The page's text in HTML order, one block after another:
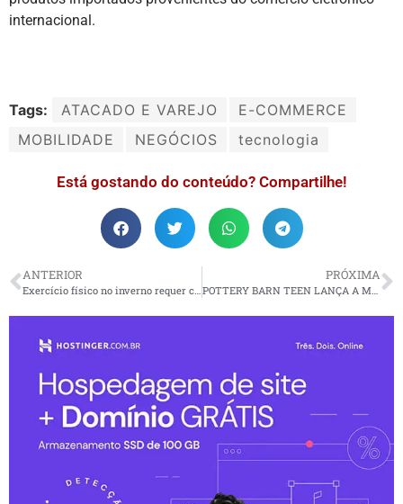
internacional.
Tags: ATACADO E VAREJO
E-COMMERCE
MOBILIDADE
NEGÓCIOS tecnologia
Está gostando do conteúdo? Compartilhe!
ANTERIOR
Exercício físico no inverno requer cuidados
PRÓXIMA
POTTERY BARN TEEN LANÇA A MAIOR VARIEDADE DE DORMITÓRIOS ATÉ O MOMENTO DISPONÍVEL NO APLICATIVO MÓVEL, SITE E EM LOJAS